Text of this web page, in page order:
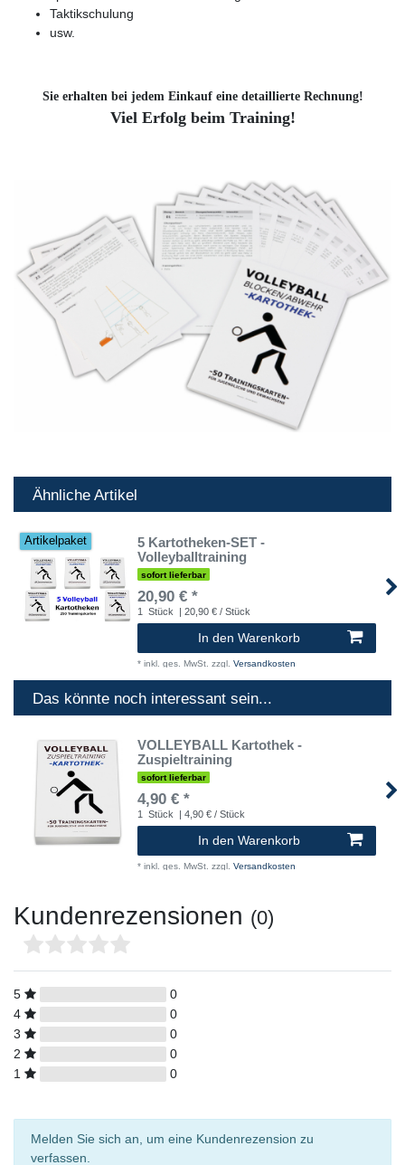
Taktikschulung
usw.
Sie erhalten bei jedem Einkauf eine detaillierte Rechnung!
Viel Erfolg beim Training!
Ähnliche Artikel
Artikelpaket
5 Kartotheken-SET -
Volleyballtraining
sofort lieferbar
20,90 € *
1 Stück | 20,90 € / Stück
In den Warenkorb
* inkl. ges. MwSt. zzgl. Versandkosten
Das könnte noch interessant sein...
VOLLEYBALL Kartothek -
Zuspieltraining
sofort lieferbar
4,90 € *
1 Stück | 4,90 € / Stück
In den Warenkorb
* inkl. ges. MwSt. zzgl. Versandkosten
Kundenrezensionen (0)
5
0
4
0
3
0
2
0
1
0
Melden Sie sich an, um eine Kundenrezension zu
verfassen.